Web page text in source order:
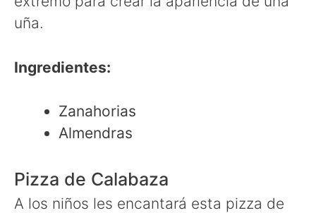
uña.
Ingredientes:
Zanahorias
Almendras
Pizza de Calabaza
A los niños les encantará esta pizza de